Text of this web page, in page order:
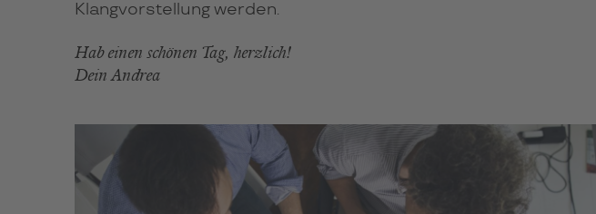
Klangvorstellung werden.
Hab einen schönen Tag, herzlich!
Dein Andrea